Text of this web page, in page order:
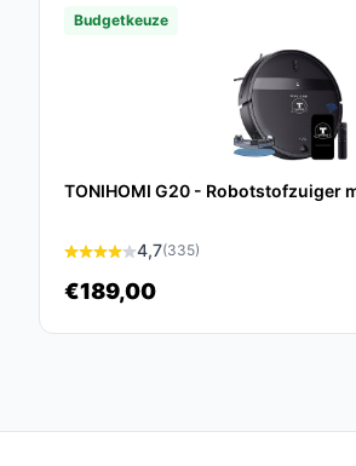
Veelgestelde vragen
Hoe lang gaat dit product
De verwachte levensduur
Ja, de robot is voorzien
effectieve reiniging van
Budgetkeuze
TONIHOMI G20 - Robotstofzuiger
4,7(335)
€189,00